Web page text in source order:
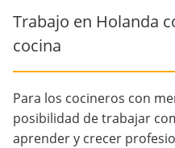
Trabajo en Holanda
cocina
Para los cocineros con
posibilidad de trabajar
aprender y crecer